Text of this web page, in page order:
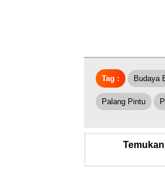
Tag : Budaya
Palang Pintu